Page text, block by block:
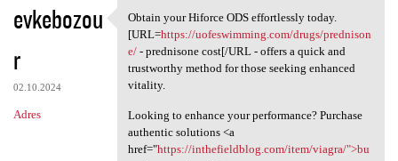
evkebozou
r
02.10.2024
Adres
Obtain your Hiforce ODS
Obtain your Hiforce ODS effortlessly today.
[URL=https://uofeswimming.com/drugs/prednison
e/- prednisone cost[/URL - offers a quick and
trustworthy method for those seeking enhanced
vitality.
Looking to enhance your performance? Purchase
authentic solutions <a
href="https://inthefieldblog.com/item/viagra/">bu